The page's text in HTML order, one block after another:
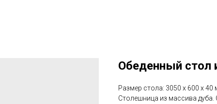
Обеденный стол
Размер стола: 3050 х 600 х 40
Столешница из массива